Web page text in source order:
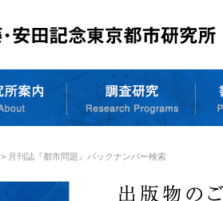
> 月刊誌『都市問題』バックナンバー検索